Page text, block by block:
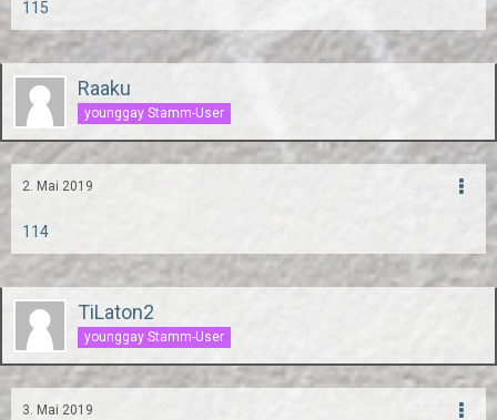
115
Raaku
younggay Stamm-User
2. Mai 2019
114
TiLaton2
younggay Stamm-User
3. Mai 2019